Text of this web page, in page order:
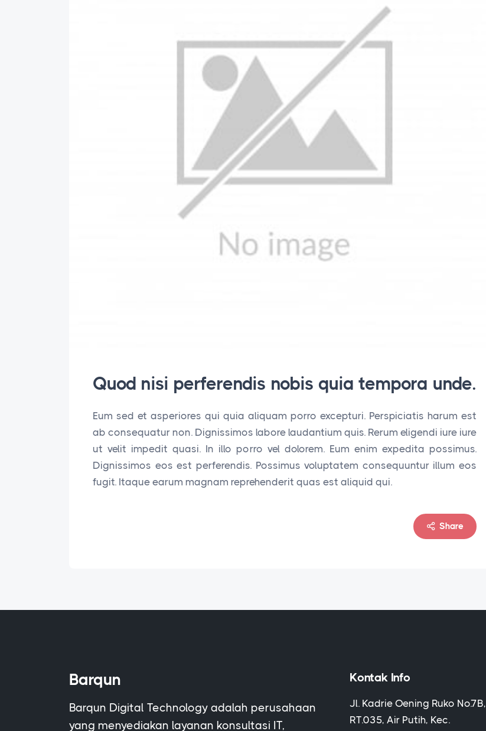
Quod nisi perferendis nobis quia tempora unde.
Eum sed et asperiores qui quia aliquam porro excepturi. Perspiciatis harum est
ab consequatur non. Dignissimos labore laudantium quis. Rerum eligendi iure iure
ut velit impedit quasi. In illo porro vel dolorem. Eum enim expedita possimus.
Dignissimos eos est perferendis. Possimus voluptatem consequuntur illum eos
fugit. Itaque earum magnam reprehenderit quas est aliquid qui.
Share
Barqun
Barqun Digital Technology adalah perusahaan
yang menyediakan layanan konsultasi IT,
Kontak Info
Jl. Kadrie Oening Ruko No.7B,
RT.035, Air Putih, Kec.